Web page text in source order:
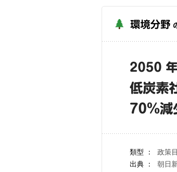
環境分野
2050
低炭素
70％減
類型 ：
政策
出典 ：
朝日